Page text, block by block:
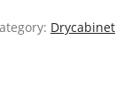
Drycabinet